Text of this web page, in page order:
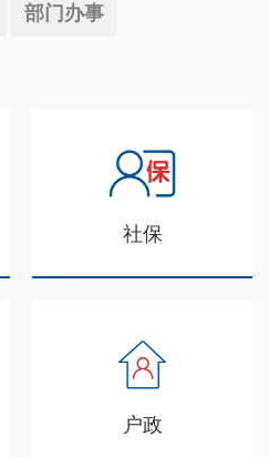
部门办事
社保
户政